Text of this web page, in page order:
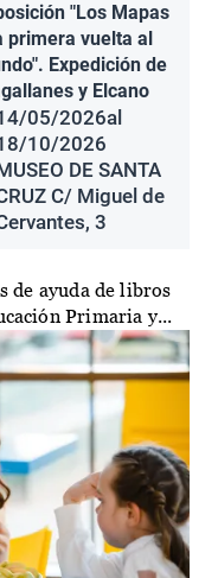
"Los Mapas
primera vuelta al
Expedición de
y Elcano
05/2026al
10/2026
DE SANTA
C/ Miguel de
3
de ayuda de libros
Primaria y...